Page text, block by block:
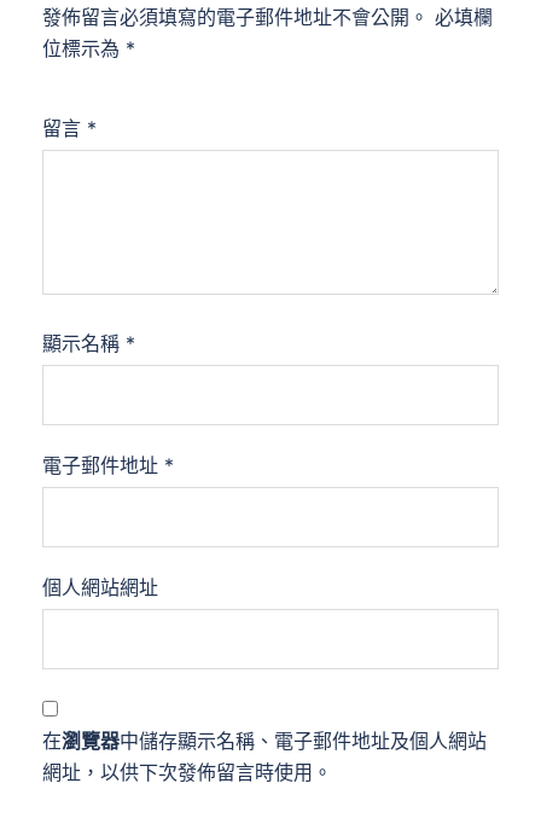
發佈留言必須填寫的電子郵件地址不會公開。 必填欄
位標示為 *
留言 *
顯示名稱 *
電子郵件地址 *
個人網站網址
在瀏覽器中儲存顯示名稱、電子郵件地址及個人網站
網址，以供下次發佈留言時使用。